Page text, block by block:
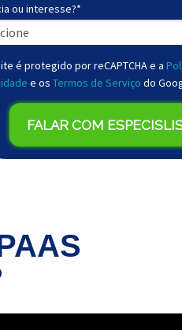
ou interesse?*
é protegido por reCAPTCHA e a
e os Termos de Serviço do
FALAR COM